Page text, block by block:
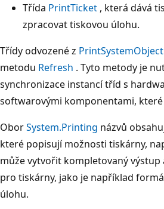
Třída PrintTicket , která dává
zpracovat tiskovou úlohu.
Třídy odvozené z PrintSystemObject
metodu Refresh . Tyto metody je
synchronizace instancí tříd s
softwarovými komponentami,
OborSystem.Printing názvů
které popisují možnosti tiskárny,
může vytvořit kompletovaný
pro tiskárny, jako je například
úlohu.